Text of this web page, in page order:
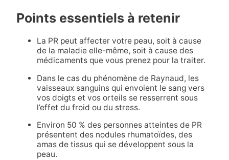
Points essentiels à retenir
La PR peut affecter votre peau, soit à cause
de la maladie elle-même, soit à cause des
médicaments que vous prenez pour la traiter.
Dans le cas du phénomène de Raynaud, les
vaisseaux sanguins qui envoient le sang vers
vos doigts et vos orteils se resserrent sous
l’effet du froid ou du stress.
Environ 50 % des personnes atteintes de PR
présentent des nodules rhumatoïdes, des
amas de tissus qui se développent sous la
peau.